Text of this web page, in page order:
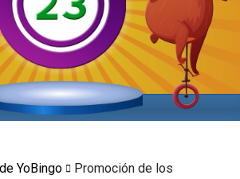
YoBingo
Promoción de los